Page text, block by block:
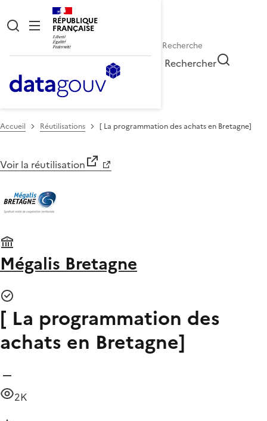
RÉPUBLIQUE
FRANÇAISE
Rechercher
Accueil Réutilisations [ La programmation des achats en Bretagne]
Voir la réutilisation
Mégalis Bretagne
[ La programmation des
achats en Bretagne]
2K